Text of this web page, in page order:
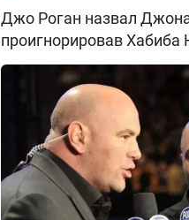
Джо Роган назвал
проигнорировав